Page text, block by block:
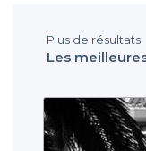
Plus de résultats
Les